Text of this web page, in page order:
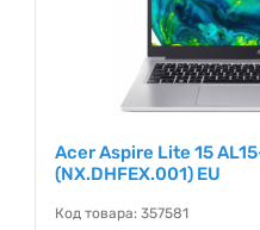
Acer Aspire Lite 15
(NX.DHFEX.001) EU
Код товара: 357581